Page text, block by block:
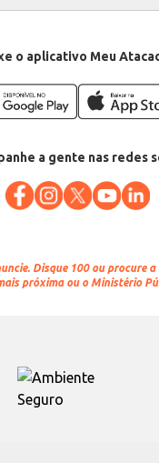
o aplicativo Meu
a gente nas redes
Disque 100 ou procure
próxima ou o Ministério